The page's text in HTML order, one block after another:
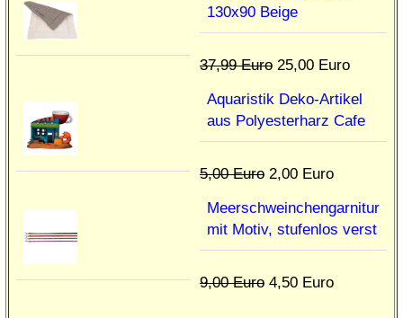
130x90 Beige
37,99 Euro 25,00 Euro
Aquaristik Deko-Artikel
aus Polyesterharz Cafe
5,00 Euro 2,00 Euro
Meerschweinchengarnitur
mit Motiv, stufenlos verst
9,00 Euro 4,50 Euro